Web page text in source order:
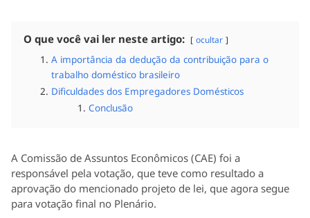
O que você vai ler neste artigo: ocultar
A importância da dedução da contribuição para o
trabalho doméstico brasileiro
Dificuldades dos Empregadores Domésticos
Conclusão
A Comissão de Assuntos Econômicos (CAE) foi a
responsável pela votação, que teve como resultado a
aprovação do mencionado projeto de lei, que agora segue
para votação final no Plenário.